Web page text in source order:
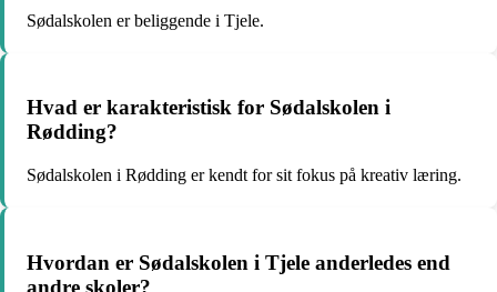
Sødalskolen er beliggende i Tjele.
Hvad er karakteristisk for Sødalskolen i
Rødding?
Sødalskolen i Rødding er kendt for sit fokus på kreativ læring.
Hvordan er Sødalskolen i Tjele anderledes end
andre skoler?